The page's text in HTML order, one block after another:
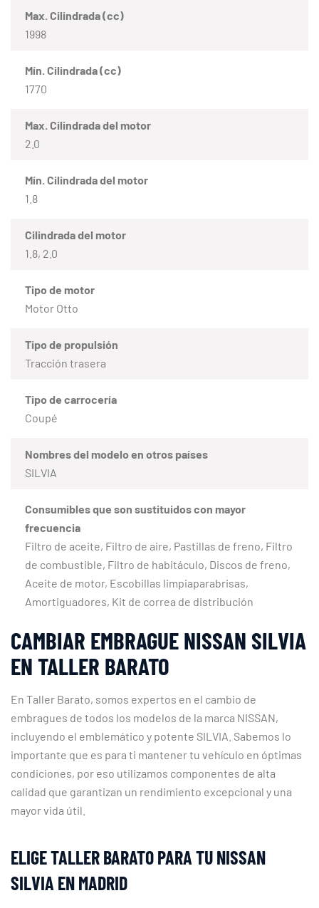
Max. Cilindrada (cc)
1998
Mín. Cilindrada (cc)
1770
Max. Cilindrada del motor
2.0
Mín. Cilindrada del motor
1.8
Cilindrada del motor
1.8, 2.0
Tipo de motor
Motor Otto
Tipo de propulsión
Tracción trasera
Tipo de carrocería
Coupé
Nombres del modelo en otros países
SILVIA
Consumibles que son sustituidos con mayor
frecuencia
Filtro de aceite, Filtro de aire, Pastillas de freno, Filtro
de combustible, Filtro de habitáculo, Discos de freno,
Aceite de motor, Escobillas limpiaparabrisas,
Amortiguadores, Kit de correa de distribución
CAMBIAR EMBRAGUE NISSAN SILVIA
EN TALLER BARATO
En Taller Barato, somos expertos en el cambio de
embragues de todos los modelos de la marca NISSAN,
incluyendo el emblemático y potente SILVIA. Sabemos lo
importante que es para ti mantener tu vehículo en óptimas
condiciones, por eso utilizamos componentes de alta
calidad que garantizan un rendimiento excepcional y una
mayor vida útil.
ELIGE TALLER BARATO PARA TU NISSAN
SILVIA EN MADRID